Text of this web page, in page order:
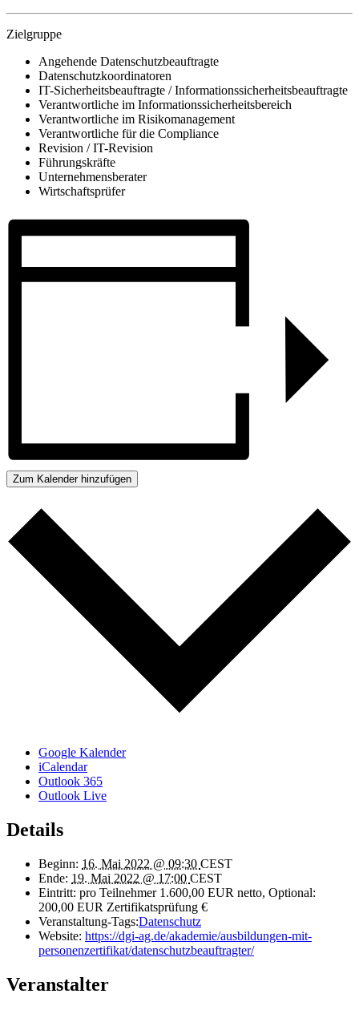
Zielgruppe
Angehende Datenschutzbeauftragte
Datenschutzkoordinatoren
IT-Sicherheitsbeauftragte / Informationssicherheitsbeauftragte
Verantwortliche im Informationssicherheitsbereich
Verantwortliche im Risikomanagement
Verantwortliche für die Compliance
Revision / IT-Revision
Führungskräfte
Unternehmensberater
Wirtschaftsprüfer
Zum Kalender hinzufügen
Google Kalender
iCalendar
Outlook 365
Outlook Live
Details
Beginn: 16. Mai 2022 @ 09:30 CEST
Ende: 19. Mai 2022 @ 17:00 CEST
Eintritt: pro Teilnehmer 1.600,00 EUR netto, Optional:
200,00 EUR Zertifikatsprüfung €
Veranstaltung-Tags:Datenschutz
Website: https://dgi-ag.de/akademie/ausbildungen-mit-
personenzertifikat/datenschutzbeauftragter/
Veranstalter